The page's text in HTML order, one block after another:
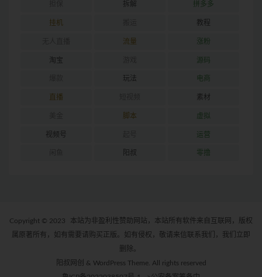
拆解 拼多多
挂机 教程
流量 涨粉
淘宝 源码
玩法 电商
直播 素材
脚本 虚拟
视频号 运营
阳叔 零撸
Copyright © 2023
本站为非盈利性赞助网站，本站所有软件来自互联网，版权
属原著所有，如有需要请购买正版。如有侵权，敬请来信联系我们，我们立即
删除。
阳叔网创 & WordPress Theme. All rights reserved